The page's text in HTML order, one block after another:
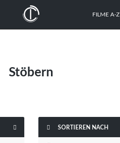
FILME A-Z
Stöbern
  SORTIEREN NACH